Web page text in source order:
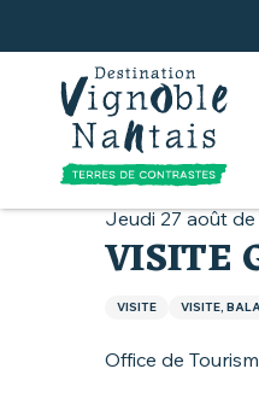
principal
Accueil
Jeudi 27 août de
VISITE
VISITE VISITE,
Office de